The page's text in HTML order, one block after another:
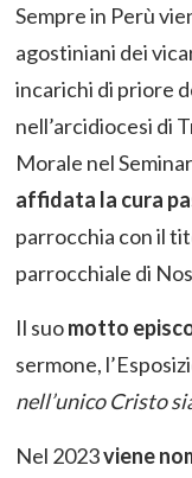
Sempre in Perù
agostiniani dei
incarichi di priore
nell’arcidiocesi di
Morale nel
affidata la cura
parrocchia con il
parrocchiale di
Il suomotto
sermone,
nell’unico Cristo
Nel 2023viene